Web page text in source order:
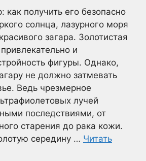
как получить его безопасно
солнца, лазурного моря
загара. Золотистая
и
фигуры. Однако,
не должно затмевать
Ведь чрезмерное
лучей
последствиями, от
старения до рака кожи.
середину … Читать